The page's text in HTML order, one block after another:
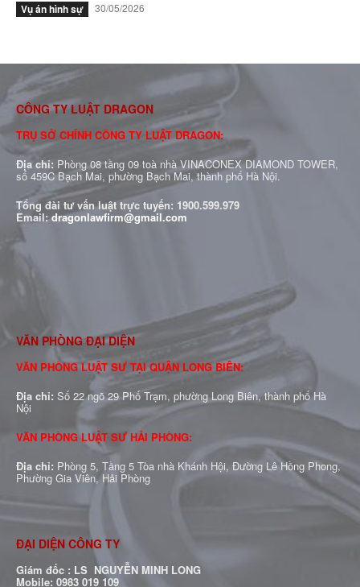
Vụ án hình sự 30/05/2026
CÔNG TY LUẬT DRAGON
TRỤ SỞ CHÍNH CÔNG TY LUẬT DRAGON:
Địa chỉ: Phòng 08 tầng 09 toà nhà VINACONEX DIAMOND TOWER,
số 459C Bạch Mai, phường Bạch Mai, thành phố Hà Nội.
Tổng đài tư vấn luật trực tuyến: 1900.599.979
Email:dragonlawfirm@gmail.com
VĂN PHÒNG ĐẠI DIỆN
VĂN PHÒNG LUẬT SƯ TẠI QUẬN LONG BIÊN:
Địa chỉ: Số 22 ngõ 29 Phố Trạm, phường Long Biên, thành phố Hà
Nội
VĂN PHÒNG LUẬT SƯ HẢI PHÒNG:
Địa chỉ: Phòng 5, Tầng 5 Tòa nhà Khánh Hội, Đường Lê Hồng Phong,
Phường Gia Viên, Hải Phòng
ĐẠI DIỆN CÔNG TY
Giám đốc : LS NGUYỄN MINH LONG
Mobile: 0983 019 109